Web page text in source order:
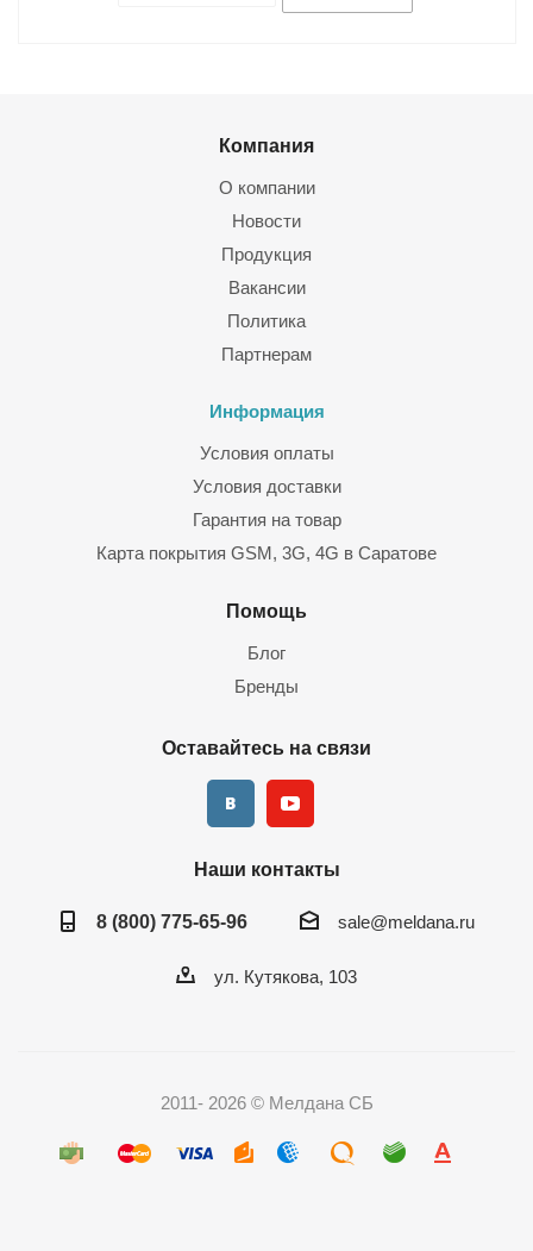
Компания
О компании
Новости
Продукция
Вакансии
Политика
Партнерам
Информация
Условия оплаты
Условия доставки
Гарантия на товар
Карта покрытия GSM, 3G, 4G в Саратове
Помощь
Блог
Бренды
Оставайтесь на связи
Наши контакты
8 (800) 775-65-96 sale@meldana.ru
ул. Кутякова, 103
2011- 2026 © Мелдана СБ